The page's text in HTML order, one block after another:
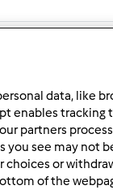
10
data, like
enables tracking
partners
you see may not
choices or
of the